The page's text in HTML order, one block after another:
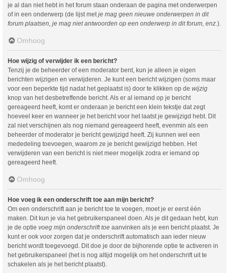
je al dan niet hebt in het forum staan onderaan de pagina met onderwerpen
of in een onderwerp (de lijst met je mag geen nieuwe onderwerpen in dit
forum plaatsen, je mag niet antwoorden op een onderwerp in dit forum, enz. ).
Omhoog
Hoe wijzig of verwijder ik een bericht?
Tenzij je de beheerder of een moderator bent, kun je alleen je eigen
berichten wijzigen en verwijderen. Je kunt een bericht wijzigen (soms maar
voor een beperkte tijd nadat het geplaatst is) door te klikken op de wijzig
knop van het desbetreffende bericht. Als er al iemand op je bericht
gereageerd heeft, komt er onderaan je bericht een klein tekstje dat zegt
hoeveel keer en wanneer je het bericht voor het laatst je gewijzigd hebt. Dit
zal niet verschijnen als nog niemand gereageerd heeft, evenmin als een
beheerder of moderator je bericht gewijzigd heeft. Zij kunnen wel een
mededeling toevoegen, waarom ze je bericht gewijzigd hebben. Het
verwijderen van een bericht is niet meer mogelijk zodra er iemand op
gereageerd heeft.
Omhoog
Hoe voeg ik een onderschrift toe aan mijn bericht?
Om een onderschrift aan je bericht toe te voegen, moet je er eerst één
maken. Dit kun je via het gebruikerspaneel doen. Als je dit gedaan hebt, kun
je de optie voeg mijn onderschrift toe aanvinken als je een bericht plaatst. Je
kunt er ook voor zorgen dat je onderschrift automatisch aan ieder nieuw
bericht wordt toegevoegd. Dit doe je door de bijhorende optie te activeren in
het gebruikerspaneel (het is nog altijd mogelijk om het onderschrift uit te
schakelen als je het bericht plaatst).